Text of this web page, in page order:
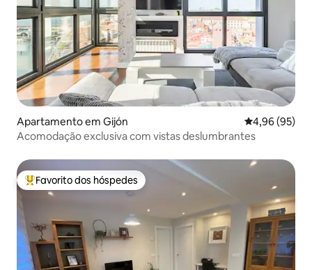
Apartamento em Gijón Classificação
4,96 (95)
Acomodação exclusiva com vistas deslumbrantes
Favoritos dos hóspedes mais apreciados
Favorito dos hóspedes